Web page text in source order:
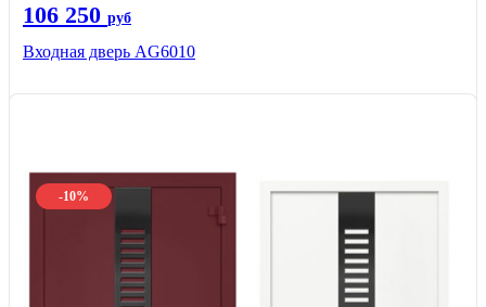
106 250 руб
Входная дверь AG6010
-10%